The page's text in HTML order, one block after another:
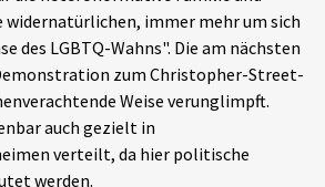
immer mehr um sich
des LGBTQ-Wahns". Die am nächsten
zum Christopher-Street-
Weise verunglimpft.
auch gezielt in
verteilt, da hier politische
werden.